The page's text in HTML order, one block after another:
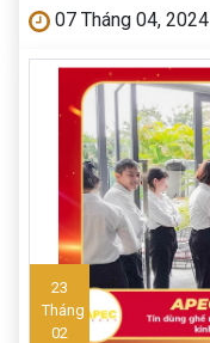
07 Tháng 04, 2024
23
Tháng
02